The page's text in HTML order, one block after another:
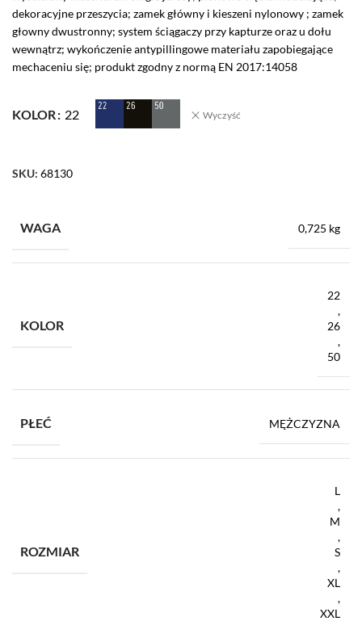
dekoracyjne przeszycia; zamek główny i kieszeni nylonowy ; zamek
głowny dwustronny; system ściągaczy przy kapturze oraz u dołu
wewnątrz; wykończenie antypillingowe materiału zapobiegające
mechaceniu się; produkt zgodny z normą EN 2017:14058
KOLOR 22 Wyczyść
SKU: 68130
WAGA 0,725 kg
KOLOR
22
,
26
,
50
PŁEĆ MĘŻCZYZNA
ROZMIAR
L
,
M
,
S
,
XL
,
XXL